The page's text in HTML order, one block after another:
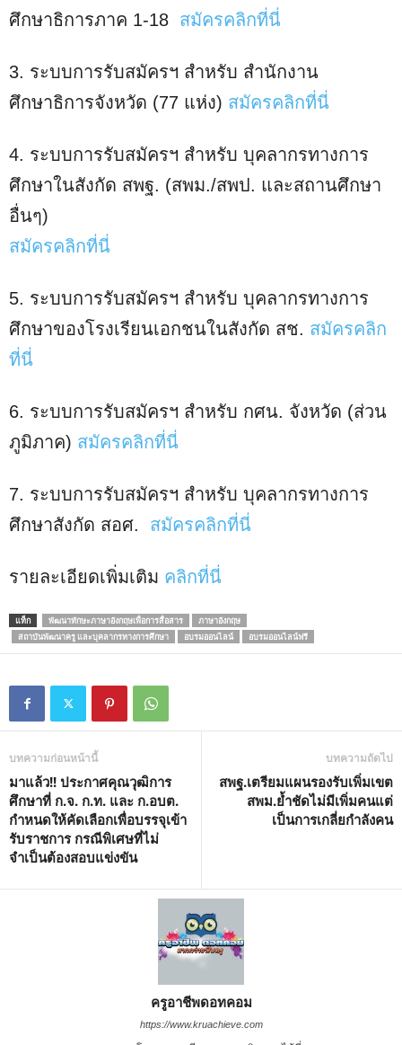
ศึกษาธิการภาค 1-18 สมัครคลิกที่นี่
3. ระบบการรับสมัครฯ สำหรับ สำนักงาน
ศึกษาธิการจังหวัด (77 แห่ง) สมัครคลิกที่นี่
4. ระบบการรับสมัครฯ สำหรับ บุคลากรทางการ
ศึกษาในสังกัด สพฐ. (สพม./สพป. และสถานศึกษา
อื่นๆ)
สมัครคลิกที่นี่
5. ระบบการรับสมัครฯ สำหรับ บุคลากรทางการ
ศึกษาของโรงเรียนเอกชนในสังกัด สช. สมัครคลิก
ที่นี่
6. ระบบการรับสมัครฯ สำหรับ กศน. จังหวัด (ส่วน
ภูมิภาค) สมัครคลิกที่นี่
7. ระบบการรับสมัครฯ สำหรับ บุคลากรทางการ
ศึกษาสังกัด สอศ. สมัครคลิกที่นี่
รายละเอียดเพิ่มเติม คลิกที่นี่
แท็ก พัฒนาทักษะภาษาอังกฤษเพื่อการสื่อสาร
ภาษาอังกฤษ
สถาบันพัฒนาครู และบุคลากรทางการศึกษา
อบรมออนไลน์ อบรมออนไลน์ฟรี
บทความก่อนหน้านี้
มาแล้ว!! ประกาศคุณวุฒิ​การ
ศึกษา​ที่​ ก.จ.​ ก.ท.​ และ​ ก.อบต.​
กำหนดให้คัดเลือกเพื่อบรรจุ​เข้า
รับราชการ กรณีพิเศษ​ที่ไม่
จำเป็นต้องสอบแข่งขัน
บทความถัดไป
สพฐ.เตรียมแผนรองรับเพิ่มเขต
สพม.ย้ำชัดไม่มีเพิ่มคนแต่
เป็นการเกลี่ยกำลังคน
ครูอาชีพดอทคอม
https://www.kruachieve.com